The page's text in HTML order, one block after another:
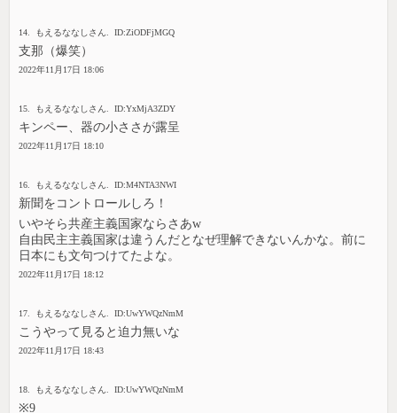
14. もえるななしさん. ID:ZiODFjMGQ
支那（爆笑）
2022年11月17日 18:06
15. もえるななしさん. ID:YxMjA3ZDY
キンペー、器の小ささが露呈
2022年11月17日 18:10
16. もえるななしさん. ID:M4NTA3NWI
新聞をコントロールしろ！
いやそら共産主義国家ならさあw
自由民主主義国家は違うんだとなぜ理解できないんかな。前に
日本にも文句つけてたよな。
2022年11月17日 18:12
17. もえるななしさん. ID:UwYWQzNmM
こうやって見ると迫力無いな
2022年11月17日 18:43
18. もえるななしさん. ID:UwYWQzNmM
※9